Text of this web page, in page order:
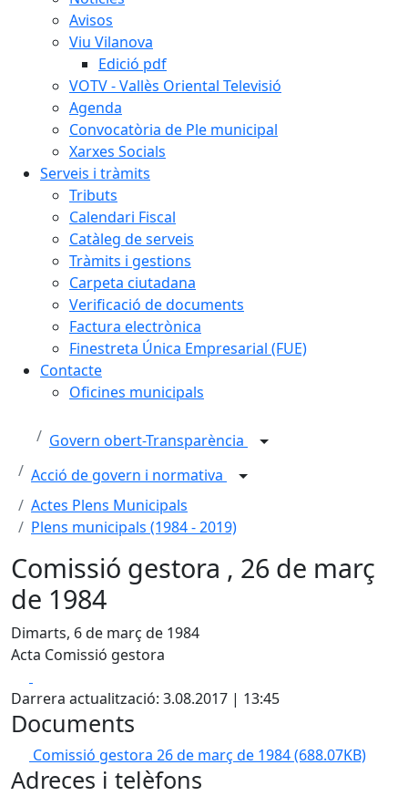
Avisos
Viu Vilanova
Edició pdf
VOTV - Vallès Oriental Televisió
Agenda
Convocatòria de Ple municipal
Xarxes Socials
Serveis i tràmits
Tributs
Calendari Fiscal
Catàleg de serveis
Tràmits i gestions
Carpeta ciutadana
Verificació de documents
Factura electrònica
Finestreta Única Empresarial (FUE)
Contacte
Oficines municipals
Govern obert-Transparència
Acció de govern i normativa
Actes Plens Municipals
Plens municipals (1984 - 2019)
Comissió gestora , 26 de març
de 1984
Dimarts, 6 de març de 1984
Acta Comissió gestora
Darrera actualització: 3.08.2017 | 13:45
Documents
Comissió gestora 26 de març de 1984(688.07KB)
Adreces i telèfons